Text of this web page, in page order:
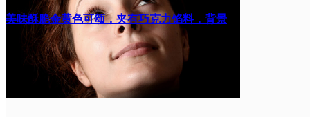
美味酥脆金黄色可颂，夹有巧克力馅料，背景